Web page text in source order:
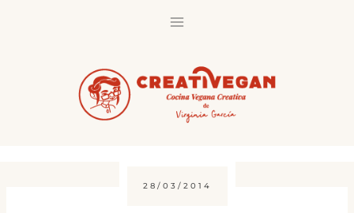
28/03/2014